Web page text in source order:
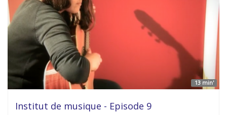
13 min'
Institut de musique - Episode 9